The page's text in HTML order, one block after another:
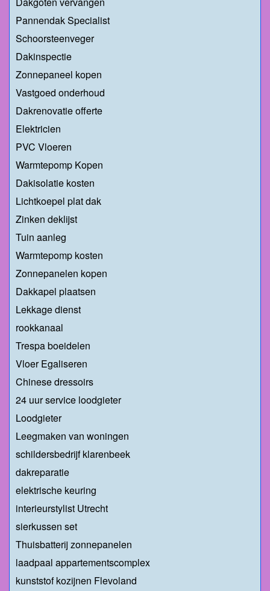
Pannendak Specialist
Schoorsteenveger
Dakinspectie
Zonnepaneel kopen
Vastgoed onderhoud
Dakrenovatie offerte
Elektricien
PVC Vloeren
Warmtepomp Kopen
Dakisolatie kosten
Lichtkoepel plat dak
Zinken deklijst
Tuin aanleg
Warmtepomp kosten
Zonnepanelen kopen
Dakkapel plaatsen
Lekkage dienst
rookkanaal
Trespa boeidelen
Vloer Egaliseren
Chinese dressoirs
24 uur service loodgieter
Loodgieter
Leegmaken van woningen
schildersbedrijf klarenbeek
dakreparatie
elektrische keuring
interieurstylist Utrecht
sierkussen set
Thuisbatterij zonnepanelen
laadpaal appartementscomplex
kunststof kozijnen Flevoland